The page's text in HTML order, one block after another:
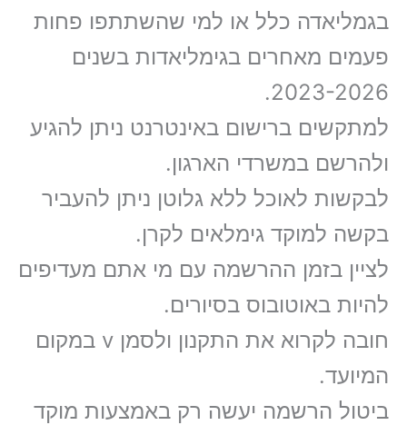
בגמליאדה כלל או למי שהשתתפו פחות
פעמים מאחרים בגימליאדות בשנים
2023-2026.
למתקשים ברישום באינטרנט ניתן להגיע
ולהרשם במשרדי הארגון.
לבקשות לאוכל ללא גלוטן ניתן להעביר
בקשה למוקד גימלאים לקרן.
לציין בזמן ההרשמה עם מי אתם מעדיפים
להיות באוטובוס בסיורים.
חובה לקרוא את התקנון ולסמן v במקום
המיועד.
ביטול הרשמה יעשה רק באמצעות מוקד